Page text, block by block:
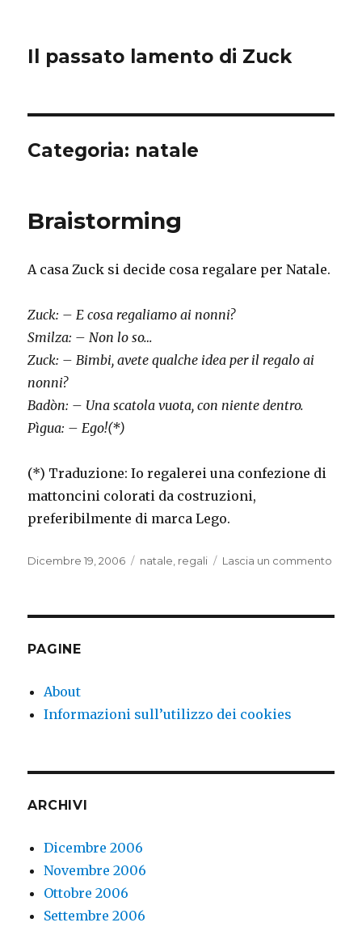
Il passato lamento di Zuck
Categoria: natale
Braistorming
A casa Zuck si decide cosa regalare per Natale.
Zuck: – E cosa regaliamo ai nonni?
Smilza: – Non lo so…
Zuck: – Bimbi, avete qualche idea per il regalo ai
nonni?
Badòn: – Una scatola vuota, con niente dentro.
Pìgua: – Ego!(*)
(*) Traduzione: Io regalerei una confezione di
mattoncini colorati da costruzioni,
preferibilmente di marca Lego.
Pubblicato
Dicembre 19, 2006 Categorie
natale regali Lascia un commento
PAGINE
About
Informazioni sull’utilizzo dei cookies
ARCHIVI
Dicembre 2006
Novembre 2006
Ottobre 2006
Settembre 2006